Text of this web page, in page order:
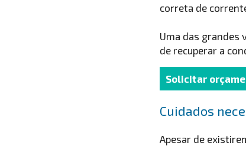
correta de
Uma das grandes
de recuperar a
Solicitar
Cuidados
Apesar de